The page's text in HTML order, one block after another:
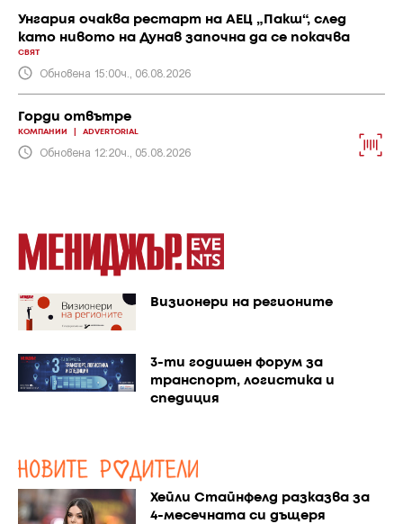
Унгария очаква рестарт на АЕЦ „Пакш“, след
като нивото на Дунав започна да се покачва
СВЯТ
Обновена 15:00ч., 06.08.2026
Горди отвътре
КОМПАНИИ ADVERTORIAL
Обновена 12:20ч., 05.08.2026
Визионери на регионите
3-ти годишен форум за
транспорт, логистика и
спедиция
Хейли Стайнфелд разказва за
4-месечната си дъщеря